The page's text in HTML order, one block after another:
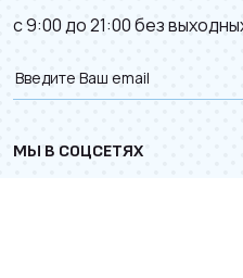
с 9:00 до 21:00 без
МЫ В СОЦСЕТЯХ